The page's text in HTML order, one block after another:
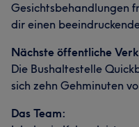
Gesichtsbehandlungen
dir einen
Nächste öffentliche
Die Bushaltestelle
sich zehn Gehminuten
Das Team: